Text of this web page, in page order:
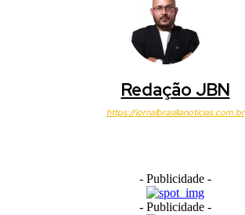
Redação JBN
https://jornalbrasilianoticias.com.br
- Publicidade -
- Publicidade -